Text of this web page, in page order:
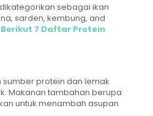
sebagai ikan
sarden, kembung, and
7 Daftar Protein
protein dan lemak
Makanan tambahan berupa
untuk menambah asupan